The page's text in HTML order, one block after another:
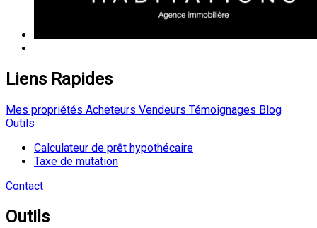
Liens Rapides
Mes propriétés Acheteurs Vendeurs Témoignages Blog
Outils
Calculateur de prêt hypothécaire
Taxe de mutation
Contact
Outils